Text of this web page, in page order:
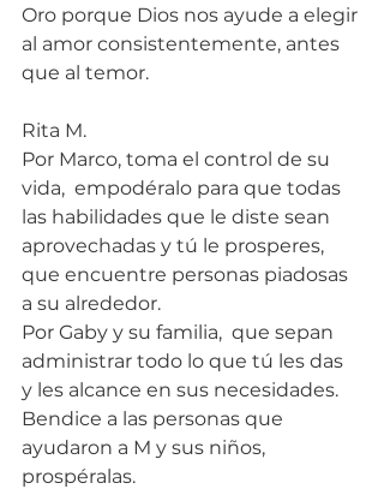
Oro porque Dios nos ayude a elegir
al amor consistentemente, antes
que al temor.
Rita M.
Por Marco, toma el control de su
vida,  empodéralo para que todas
las habilidades que le diste sean
aprovechadas y tú le prosperes,
que encuentre personas piadosas
a su alrededor.
Por Gaby y su familia,  que sepan
administrar todo lo que tú les das
y les alcance en sus necesidades.
Bendice a las personas que
ayudaron a M y sus niños,
prospéralas.